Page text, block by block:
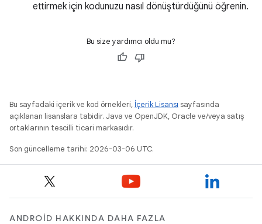
ettirmek için kodunuzu nasıl dönüştürdüğünü öğrenin.
Bu size yardımcı oldu mu?
Bu sayfadaki içerik ve kod örnekleri, İçerik Lisansı sayfasında
açıklanan lisanslara tabidir. Java ve OpenJDK, Oracle ve/veya satış
ortaklarının tescilli ticari markasıdır.
Son güncelleme tarihi: 2026-03-06 UTC.
ANDROID HAKKINDA DAHA FAZLA